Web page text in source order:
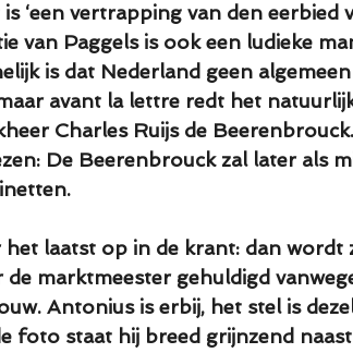
‘een vertrapping van den eerbied
van Paggels is ook een ludieke
is dat Nederland geen
avant la lettre redt het
Charles Ruijs de
De Beerenbrouck zal later als
laatst op in de krant: dan wordt
de marktmeester gehuldigd
Antonius is erbij, het stel is
foto staat hij breed grijnzend